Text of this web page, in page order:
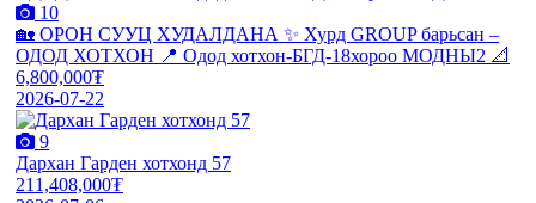
10
🏡 ОРОН СУУЦ ХУДАЛДАНА ✨ Хурд GROUP барьсан –
ОДОД ХОТХОН 📍 Одод хотхон-БГД-18хороо МОДНЫ2 📐
6,800,000₮
2026-07-22
9
Дархан Гарден хотхонд 57
211,408,000₮